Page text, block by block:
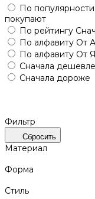
По популярности
покупают
По рейтингу
По алфавиту От
По алфавиту От
Сначала дешевле
Сначала дороже
Фильтр
Сбросить
Материал
Форма
Стиль